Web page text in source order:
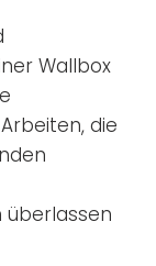
Wallbox
die